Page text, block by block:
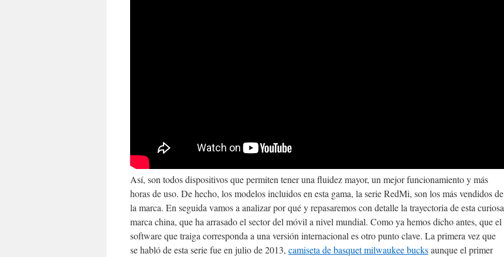
Así, son todos dispositivos que permiten tener una fluidez mayor, un mejor funcionamiento y más
horas de uso. De hecho, los modelos incluidos en esta gama, la serie RedMi, son los más vendidos de
la marca. En seguida vamos a analizar por qué y repasaremos con detalle la trayectoria de esta curiosa
marca china, que ha arrasado el sector del móvil a nivel mundial. Como ya hemos dicho antes, que el
software que traiga corresponda a una versión internacional es otro punto clave. La primera vez que
se habló de esta serie fue en julio de 2013, camiseta de basquet milwaukee bucksaunque el primer